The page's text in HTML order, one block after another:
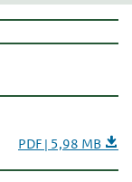
PDF | 5,98 MB